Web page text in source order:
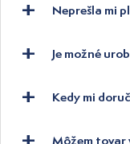
Neprešla mi
Je možné
Kedy mi
Môžem tovar